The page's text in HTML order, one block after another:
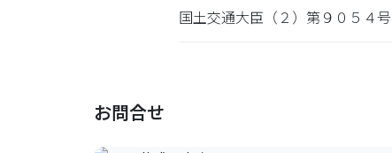
国土交通大臣（２）第９０５４号
お問合せ